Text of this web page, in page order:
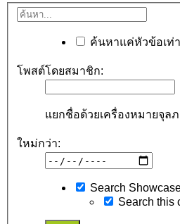
ค้นหาแค่หัวข้อเท่
โพสต์โดยสมาชิก:
แยกชื่อด้วยเครื่องหมายจุลภ
ใหม่กว่า:
Search
Search this